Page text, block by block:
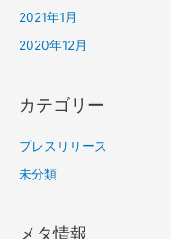
2021年1月
2020年12月
カテゴリー
プレスリリース
未分類
メタ情報